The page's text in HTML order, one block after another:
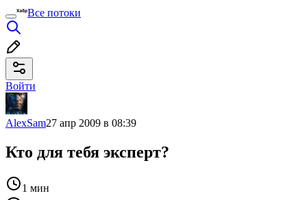
Все потоки
Войти
AlexSam27 апр 2009 в 08:39
Кто для тебя эксперт?
1 мин